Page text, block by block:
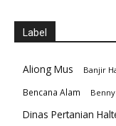
Label
Aliong Mus Banjir
Bencana Alam
Dinas Pertanian